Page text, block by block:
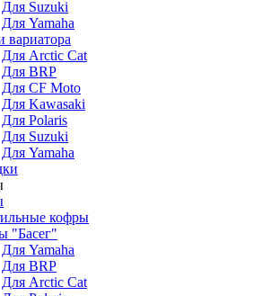
Для Suzuki
Для Yamaha
вариатора
Для Arctic Cat
Для BRP
Для CF Moto
Для Kawasaki
Для Polaris
Для Suzuki
Для Yamaha
кофры
"Басег"
Для Yamaha
Для BRP
Для Arctic Cat